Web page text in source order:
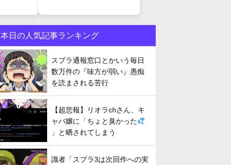
本日の人気記事ランキング
スプラ通報窓口とかいう毎日
数万件の『味方が弱い』愚痴
を読まされる苦行
【超悲報】リオラchさん、キ
ャバ嬢に「ちょと臭かった
」と晒されてしまう
識者「スプラ3は次回作への実